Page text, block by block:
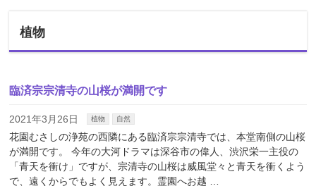
植物
臨済宗宗清寺の山桜が満開です
2021年3月26日 植物 自然
花園むさしの浄苑の西隣にある臨済宗宗清寺では、本堂南側の山桜
が満開です。 今年の大河ドラマは深谷市の偉人、渋沢栄一主役の
「青天を衝け」ですが、宗清寺の山桜は威風堂々と青天を衝くよう
で、遠くからでもよく見えます。霊園へお越 …